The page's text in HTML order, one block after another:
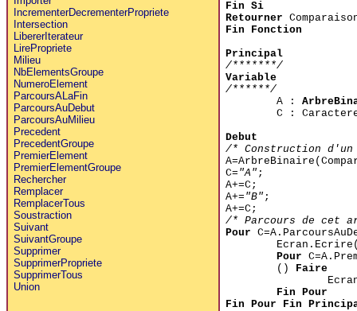
IncrementerDecrementerPropriete
Intersection
LibererIterateur
LirePropriete
Milieu
NbElementsGroupe
NumeroElement
ParcoursALaFin
ParcoursAuDebut
ParcoursAuMilieu
Precedent
PrecedentGroupe
PremierElement
PremierElementGroupe
Rechercher
Remplacer
RemplacerTous
Soustraction
Suivant
SuivantGroupe
Supprimer
SupprimerPropriete
SupprimerTous
Union
Fin Si
Retourner
Fin Fonction
Principal
/*******/
Variable
/******/
A :
C :
Debut
/* Construction
C= "A" ;
A+=C;
A+= "B" ;
A+=C;
/* Parcours de cet
Pour
Pour
() Faire
Fin Pour
Fin Pour
Fin